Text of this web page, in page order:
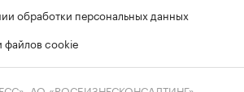
обработки персональных данных
файлов cookie